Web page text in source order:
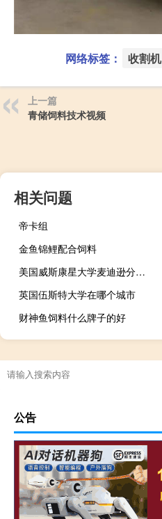
网络标签： 收割机
上一篇
青储饲料技术视频
相关问题
帝卡组
金鱼锦鲤配合饲料
美国威斯康星大学麦迪逊分校世界排名详情
英国伍斯特大学在哪个城市
财神鱼饲料什么牌子的好
公告